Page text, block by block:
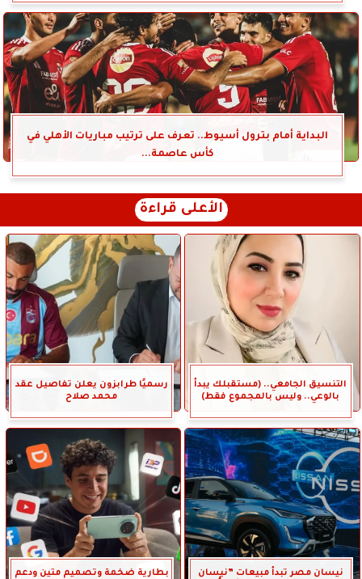
البداية أمام بترول أسيوط.. تعرف على ترتيب مباريات الأهلي في
كأس عاصمة...
الأعلى قراءة
التنسيق الجامعي.. (مستقبلك يبدأ
بالوعي.. وليس بالمجموع فقط)
رسميًا طرابزون يعلن تفاصيل عقد
محمد صلاح
نيسان مصر تبدأ مبيعات ”نيسان
بطارية ضخمة وتصميم متين ودعم